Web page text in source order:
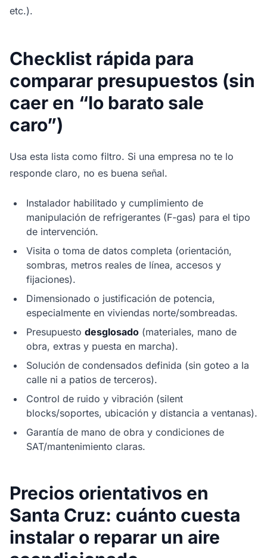
etc.).
Checklist rápida para
comparar presupuestos (sin
caer en “lo barato sale
caro”)
Usa esta lista como filtro. Si una empresa no te lo
responde claro, no es buena señal.
Instalador habilitado y cumplimiento de
manipulación de refrigerantes (F-gas) para el tipo
de intervención.
Visita o toma de datos completa (orientación,
sombras, metros reales de línea, accesos y
fijaciones).
Dimensionado o justificación de potencia,
especialmente en viviendas norte/sombreadas.
Presupuesto desglosado (materiales, mano de
obra, extras y puesta en marcha).
Solución de condensados definida (sin goteo a la
calle ni a patios de terceros).
Control de ruido y vibración (silent
blocks/soportes, ubicación y distancia a ventanas).
Garantía de mano de obra y condiciones de
SAT/mantenimiento claras.
Precios orientativos en
Santa Cruz: cuánto cuesta
instalar o reparar un aire